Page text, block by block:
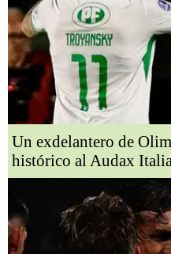
Un exdelantero de
histórico al Audax